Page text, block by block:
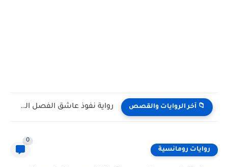
📁 آخر الروايات والقصص رواية نفوذ عاشق الفصل السابع والثلاثون 37 بقلم سارة علي
روايات رومانسية
0